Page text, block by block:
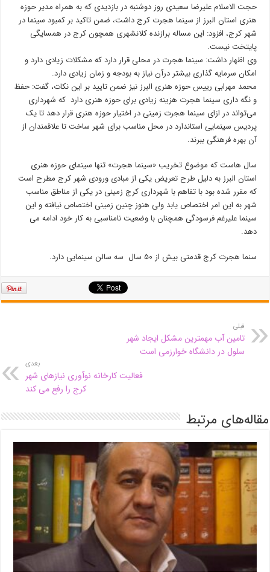
حجت الاسلام علیرضا سعیدی روز دوشنبه در بازدیدی که به همراه مدیر حوزه
هنری استان البرز از سینما هجرت کرج داشت، ضمن تاکید بر کمبود سینما در
شهر کرج، افزود: این مساله برازنده کلانشهری همچون کرج در همسایگی
پایتخت نیست.
وی اظهار داشت: سینما هجرت در محلی قرار دارد که مشکلات زیادی دارد و
امکان سرمایه گذاری بیشتر درآن نیاز به بودجه و زمان زیادی دارد.
محمد مهرابی رییس حوزه هنری البرز نیز ضمن تایید بر این نکات، گفت: حفظ
و نگه داری سینما هجرت هزینه زیادی برای حوزه هنری دارد که شهرداری
می‌تواند در ازای سینما هجرت زمینی در اختیار حوزه هنری قرار دهد تا یک
پردیس سینمایی استاندارد در محل مناسب برای شهر ساخت تا علاقمندان از
آن بهره فرهنگی ببرند.
سال هاست که موضوع تخریب «سینما هجرت» تنها سینمای حوزه هنری
استان البرز به دلیل طرح تعریض یکی از مبادی ورودی شهر کرج مطرح است
که مقرر شده بود با تفاهم با شهرداری کرج زمینی در یکی از مناطق مناسب
شهر به این امر اختصاص یابد ولی هنوز چنین زمینی اختصاص نیافته و این
سینما علیرغم فرسودگی همچنان با وضعیت نامناسبی به کار خود ادامه می
دهد.
سنما هجرت کرج قدمتی بیش از ۵۰ سال سه سالن سینمایی دارد.
قبلی
تامین آب مهمترین مشکل ایجاد شهر
سلول در دانشگاه خوارزمی است
بعدی
فعالیت کارخانه نوآوری نیازهای شهر
کرج را رفع می کند
مقاله‌های مرتبط